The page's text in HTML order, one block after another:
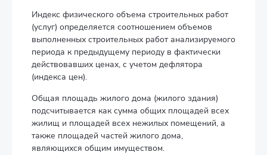
Индекс физического объема строительных работ
(услуг) определяется соотношением объемов
выполненных строительных работ анализируемого
периода к предыдущему периоду в фактически
действовавших ценах, с учетом дефлятора
(индекса цен).
Общая площадь жилого дома (жилого здания)
подсчитывается как сумма общих площадей всех
жилищ и площадей всех нежилых помещений, а
также площадей частей жилого дома,
являющихся общим имуществом.